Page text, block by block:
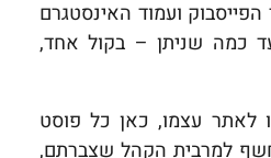
ועמוד האינסטגרם
כמה שניתן – בקול אחד,
לאתר עצמו, כאן כל פוסט
למרבית הקהל שצברתם,